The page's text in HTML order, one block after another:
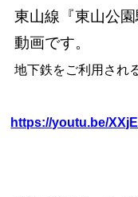
東山線『東山公
動画です。
地下鉄をご利用され
https://youtu.be/